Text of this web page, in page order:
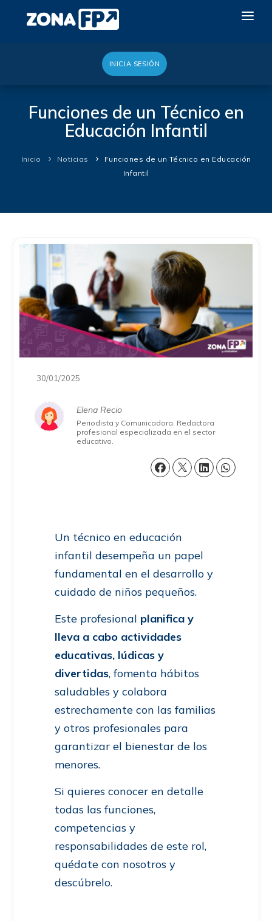
INICIA SESIÓN
Funciones de un Técnico en
Educación Infantil
Inicio Noticias
Funciones de un Técnico en Educación
Infantil
30/01/2025
Elena Recio
Periodista y Comunicadora. Redactora
profesional especializada en el sector
educativo.
Un técnico en educación
infantil desempeña un papel
fundamental en el desarrollo y
cuidado de niños pequeños.
Este profesional planifica y
lleva a cabo actividades
educativas, lúdicas y
divertidas, fomenta hábitos
saludables y colabora
estrechamente con las familias
y otros profesionales para
garantizar el bienestar de los
menores.
Si quieres conocer en detalle
todas las funciones,
competencias y
responsabilidades de este rol,
quédate con nosotros y
descúbrelo.